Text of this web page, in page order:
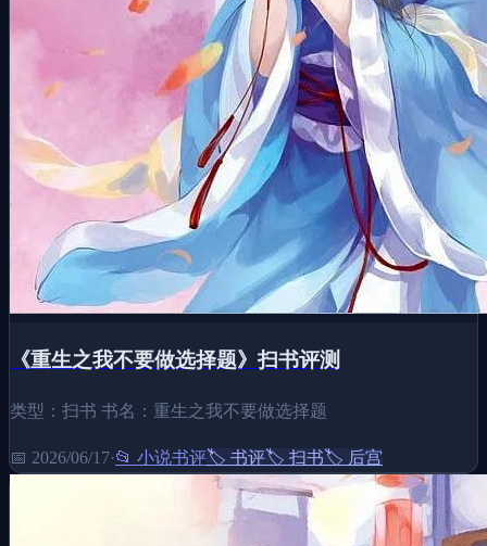
《重生之我不要做选择题》扫书评测
类型：扫书 书名：重生之我不要做选择题
📅 2026/06/17·📂 小说书评🏷️ 书评🏷️ 扫书🏷️ 后宫